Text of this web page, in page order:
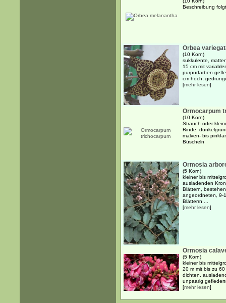
Beschreibung
Orbea
(10 Korn)
sukkulente,
15 cm mit
purpurfarben
cm hoch,
[mehr lesen]
Ormocarpum
(10 Korn)
Strauch oder
Rinde,
malven- bis
Büscheln
Ormosia
(5 Korn)
kleiner bis
ausladenden
Blättern,
angeordneten, 9-
Blätterrn ...
[mehr lesen]
Ormosia
(5 Korn)
kleiner bis
20 m mit bis zu
dichten,
unpaarig
[mehr lesen]